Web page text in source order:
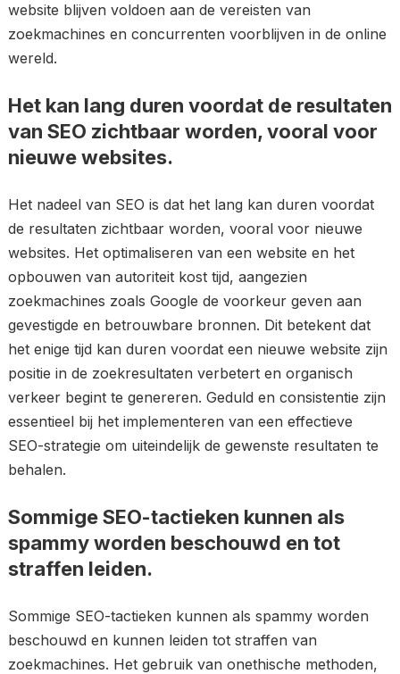
website blijven voldoen aan de vereisten van
zoekmachines en concurrenten voorblijven in de online
wereld.
Het kan lang duren voordat de resultaten
van SEO zichtbaar worden, vooral voor
nieuwe websites.
Het nadeel van SEO is dat het lang kan duren voordat
de resultaten zichtbaar worden, vooral voor nieuwe
websites. Het optimaliseren van een website en het
opbouwen van autoriteit kost tijd, aangezien
zoekmachines zoals Google de voorkeur geven aan
gevestigde en betrouwbare bronnen. Dit betekent dat
het enige tijd kan duren voordat een nieuwe website zijn
positie in de zoekresultaten verbetert en organisch
verkeer begint te genereren. Geduld en consistentie zijn
essentieel bij het implementeren van een effectieve
SEO-strategie om uiteindelijk de gewenste resultaten te
behalen.
Sommige SEO-tactieken kunnen als
spammy worden beschouwd en tot
straffen leiden.
Sommige SEO-tactieken kunnen als spammy worden
beschouwd en kunnen leiden tot straffen van
zoekmachines. Het gebruik van onethische methoden,